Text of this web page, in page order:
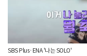
SBS Plus·ENA '나는 SOLO'